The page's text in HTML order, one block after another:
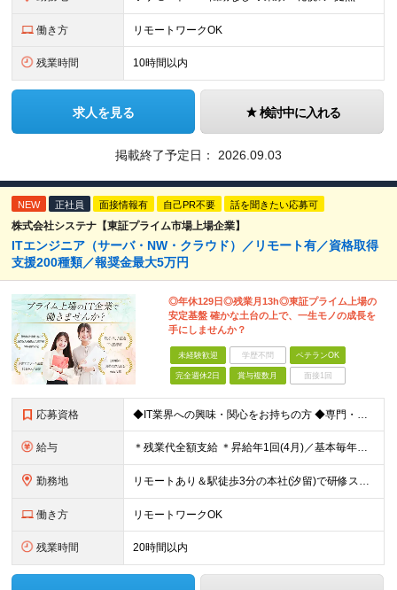
働き方 リモートワークOK
残業時間 10時間以内
求人を見る 検討中に入れる
掲載終了予定日： 2026.09.03
NEW 正社員 面接情報有 自己PR不要 話を聞きたい応募可
株式会社システナ【東証プライム市場上場企業】
ITエンジニア（サーバ・NW・クラウド）／リモート有／資格取得
支援200種類／報奨金最大5万円
◎年休129日◎残業月13h◎東証プライム上場の
安定基盤 確かな土台の上で、一生モノの成長を
手にしませんか？
未経験歓迎 学歴不問 ベテランOK
完全週休2日 賞与複数月 面接1回
応募資格 ◆IT業界への興味・関心をお持ちの方 ◆専門・短大卒以上※ ※ヘルプデスクやカスタマーサポート ※エンジニア以外の経験をお持ちの方 1年未満の経験でもOKです！
給与 ＊残業代全額支給 ＊昇給年1回(4月)／基本毎年昇給 ＊賞与年2回(6月・12月)／3ヶ月分支給実績あり ＊交通費支給(月5万円まで) -------------------- ◆社員の年収例 年収4
勤務地 リモートあり＆駅徒歩3分の本社(汐留)で研修スタート！ 【システナ東京本社】 東京都港区海岸1-2-20 汐留ビルディング14F・16F ◆リモートワーク・フルリモートのお仕事もあり ◆お住まいの地
働き方 リモートワークOK
残業時間 20時間以内